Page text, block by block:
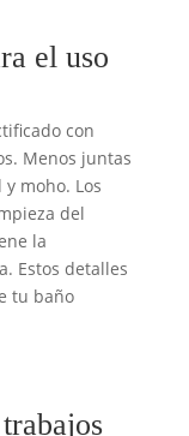
el uso
con
Menos juntas
moho. Los
del
la
Estos detalles
tu baño